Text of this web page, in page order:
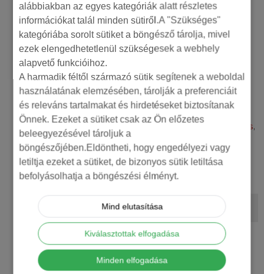
alábbiakban az egyes kategóriák alatt részletes
információkat talál minden sütiről.A "Szükséges"
kategóriába sorolt sütiket a böngésző tárolja, mivel
ezek elengedhetetlenül szükségesek a webhely
alapvető funkcióihoz.
A harmadik féltől származó sütik segítenek a weboldal
használatának elemzésében, tárolják a preferenciáit
és releváns tartalmakat és hirdetéseket biztosítanak
Önnek. Ezeket a sütiket csak az Ön előzetes
beleegyezésével tároljuk a
böngészőjében.Eldöntheti, hogy engedélyezi vagy
letiltja ezeket a sütiket, de bizonyos sütik letiltása
befolyásolhatja a böngészési élményt.
Mind elutasítása
Kiválasztottak elfogadása
Minden elfogadása
A szerzőről
Várkondi László
Online marketing szakértő, a Toptarget marketing
Ügynökség ügyvezetője. 2008 óta foglalkozik online
marketinggel, számos előadást és képzést tartott
azóta. Legfőbb szakterületei aGoogle hirdetéskezelés,
Facebook hirdetéskezelés
, Google Analytics 4 és a
Google Tag Manager.
További információ